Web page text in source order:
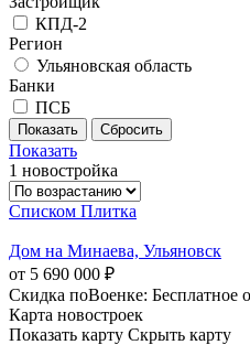
КПД-2
Регион
Ульяновская область
Банки
ПСБ
Показать
1 новостройка
Списком Плитка
Дом на Минаева, Ульяновск
от 5 690 000 ₽
Скидка поВоенке: Бесплатное
Карта новостроек
Показать карту Скрыть карту